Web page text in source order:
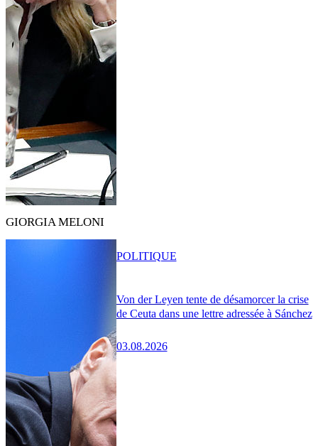
GIORGIA MELONI
Von der Leyen tente de désamorcer la crise
de Ceuta dans une lettre adressée à Sánchez
03.08.2026
POLITIQUE